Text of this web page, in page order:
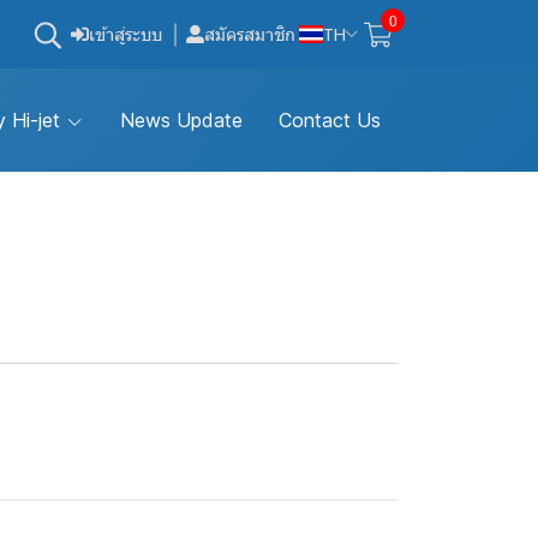
เข้าสู่ระบบ สมัครสมาชิก TH
0
Hi-jet News Update Contact Us